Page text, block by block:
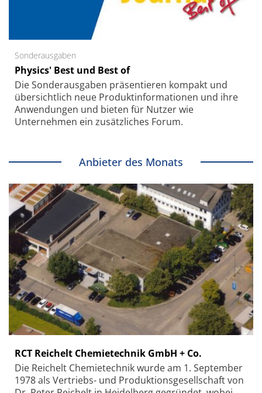
Sonderausgaben
Physics' Best und Best of
Die Sonder­ausgaben präsentieren kompakt und
übersichtlich neue Produkt­informationen und ihre
Anwendungen und bieten für Nutzer wie
Unternehmen ein zusätzliches Forum.
Anbieter des Monats
RCT Reichelt Chemietechnik GmbH + Co.
Die Reichelt Chemietechnik wurde am 1. September
1978 als Vertriebs- und Produktionsgesellschaft von